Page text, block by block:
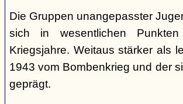
Die Gruppen unangepasster
sich in wesentlichen
Kriegsjahre. Weitaus stärker als
1943 vom Bombenkrieg und der
geprägt.